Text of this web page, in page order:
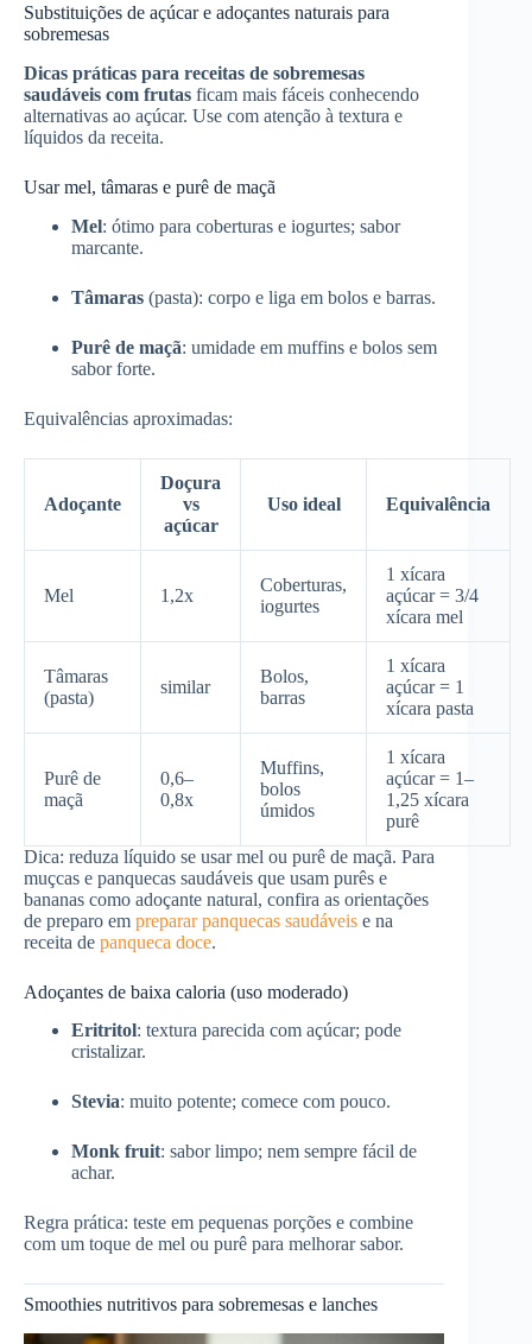
Substituições de açúcar e adoçantes naturais para
sobremesas
Dicas práticas para receitas de sobremesas
saudáveis com frutas ficam mais fáceis conhecendo
alternativas ao açúcar. Use com atenção à textura e
líquidos da receita.
Usar mel, tâmaras e purê de maçã
Mel: ótimo para coberturas e iogurtes; sabor
marcante.
Tâmaras (pasta): corpo e liga em bolos e barras.
Purê de maçã: umidade em muffins e bolos sem
sabor forte.
Equivalências aproximadas:
Adoçante
Doçura
vs
açúcar
Uso ideal Equivalência
Mel 1,2x
Coberturas,
iogurtes
1 xícara
açúcar = 3/4
xícara mel
Tâmaras
(pasta)
similar
Bolos,
barras
1 xícara
açúcar = 1
xícara pasta
Purê de
maçã
0,6–
0,8x
Muffins,
bolos
úmidos
1 xícara
açúcar = 1–
1,25 xícara
purê
Dica: reduza líquido se usar mel ou purê de maçã. Para
muçcas e panquecas saudáveis que usam purês e
bananas como adoçante natural, confira as orientações
de preparo em preparar panquecas saudáveis e na
receita de panqueca doce.
Adoçantes de baixa caloria (uso moderado)
Eritritol: textura parecida com açúcar; pode
cristalizar.
Stevia: muito potente; comece com pouco.
Monk fruit: sabor limpo; nem sempre fácil de
achar.
Regra prática: teste em pequenas porções e combine
com um toque de mel ou purê para melhorar sabor.
Smoothies nutritivos para sobremesas e lanches